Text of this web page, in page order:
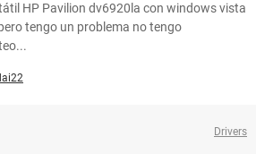
HP Pavilion dv6920la con windows vista
tengo un problema no tengo
Drivers